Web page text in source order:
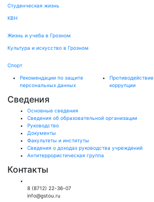
Студенческая жизнь
КВН
Жизнь и учеба в Грозном
Культура и искусство в Грозном
Спорт
Рекомендации по защите
персональных данных
Противодействие
коррупции
Сведения
Основные сведения
Сведения об образовательной организации
Руководство
Документы
Факультеты и институты
Сведения о доходах руководства учреждений
Антитеррористическая группа
Контакты
8 (8712) 22-36-07
info@gstou.ru